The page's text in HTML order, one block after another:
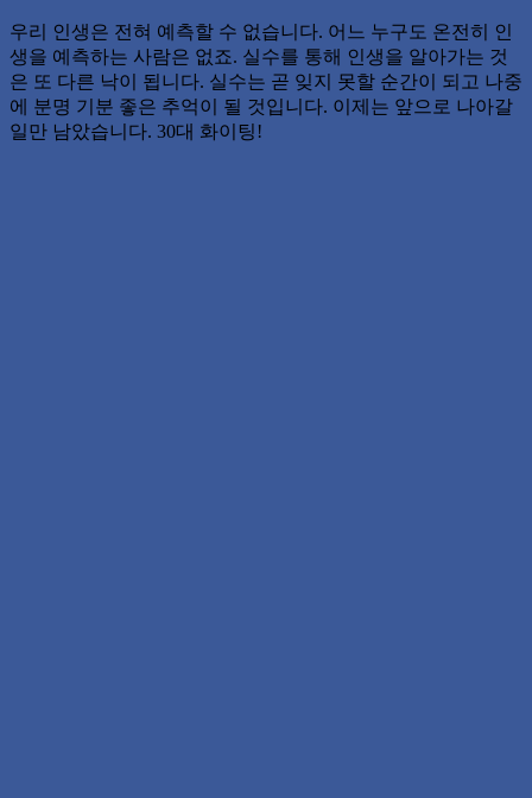
우리 인생은 전혀 예측할 수 없습니다. 어느 누구도 온전히 인
생을 예측하는 사람은 없죠. 실수를 통해 인생을 알아가는 것
은 또 다른 낙이 됩니다. 실수는 곧 잊지 못할 순간이 되고 나중
에 분명 기분 좋은 추억이 될 것입니다. 이제는 앞으로 나아갈
일만 남았습니다. 30대 화이팅!